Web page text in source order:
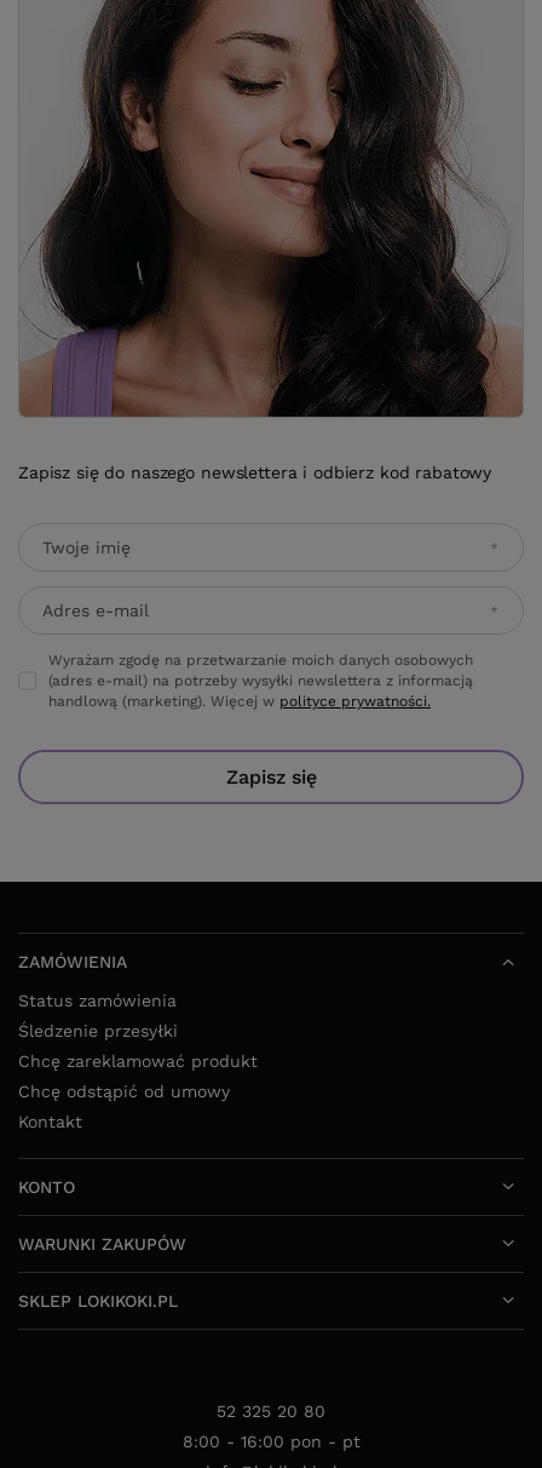
Zapisz się do naszego newslettera i odbierz kod rabatowy
Twoje imię
Adres e-mail
Wyrażam zgodę na przetwarzanie moich danych osobowych
(adres e-mail) na potrzeby wysyłki newslettera z informacją
handlową (marketing). Więcej w polityce prywatności.
Zapisz się
ZAMÓWIENIA
Status zamówienia
Śledzenie przesyłki
Chcę zareklamować produkt
Chcę odstąpić od umowy
Kontakt
KONTO
WARUNKI ZAKUPÓW
SKLEP LOKIKOKI.PL
52 325 20 80
8:00 - 16:00 pon - pt